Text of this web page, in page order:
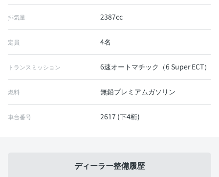
排気量 2387cc
定員 4名
トランスミッション 6速オートマチック（6 Super ECT）
燃料 無鉛プレミアムガソリン
車台番号 2617 (下4桁)
ディーラー整備履歴